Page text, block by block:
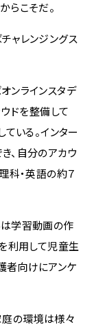
らこそだ。
ャレンジングス
ンラインスタデ
ウドを整備して
ている。インター
、自分のアカウ
科・英語の約７
学習動画の作
利用して児童生
者向けにアンケ
庭の環境は様々